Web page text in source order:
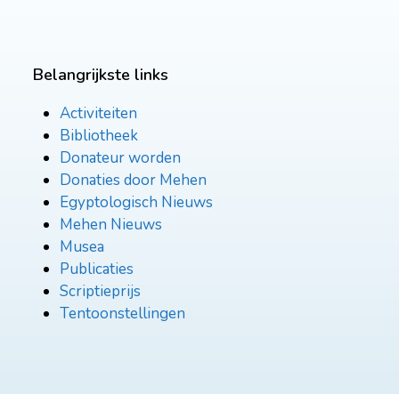
Belangrijkste links
Activiteiten
Bibliotheek
Donateur worden
Donaties door Mehen
Egyptologisch Nieuws
Mehen Nieuws
Musea
Publicaties
Scriptieprijs
Tentoonstellingen